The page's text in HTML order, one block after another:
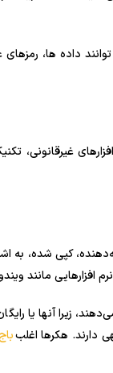
داده ها،
غیرقانونی،
کپی شده، به
افزارهایی مانند
زیرا آنها یا
دارند. هکرها اغلب